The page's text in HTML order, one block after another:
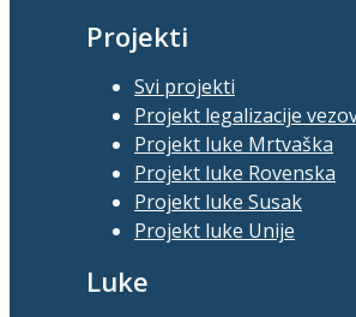
Projekti
Svi projekti
Projekt legalizacije
Projekt luke Mrtvaška
Projekt luke Rovenska
Projekt luke Susak
Projekt luke Unije
Luke